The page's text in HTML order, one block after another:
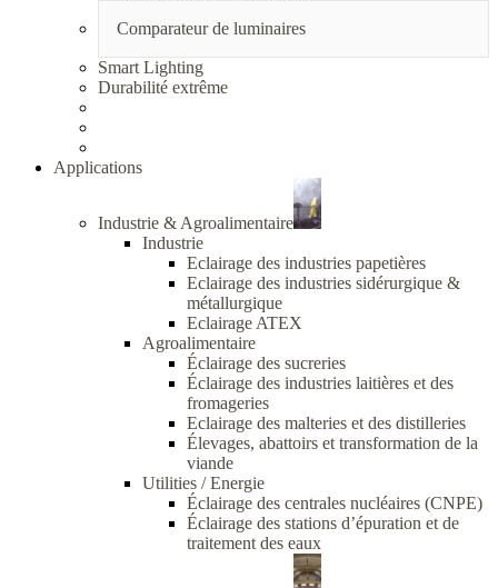
Comparateur de luminaires
Smart Lighting
Durabilité extrême
Applications
Industrie & Agroalimentaire
Industrie
Eclairage des industries papetières
Eclairage des industries sidérurgique &
métallurgique
Eclairage ATEX
Agroalimentaire
Éclairage des sucreries
Éclairage des industries laitières et des
fromageries
Eclairage des malteries et des distilleries
Élevages, abattoirs et transformation de la
viande
Utilities / Energie
Éclairage des centrales nucléaires (CNPE)
Éclairage des stations d’épuration et de
traitement des eaux